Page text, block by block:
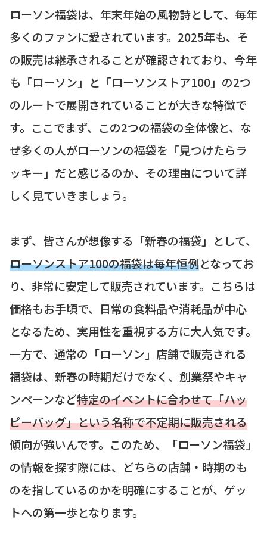
ローソン福袋は、年末年始の風物詩として、毎年
多くのファンに愛されています。2025年も、そ
の販売は継承されることが確認されており、今年
も「ローソン」と「ローソンストア100」の2つ
のルートで展開されていることが大きな特徴で
す。ここでまず、この2つの福袋の全体像と、な
ぜ多くの人がローソンの福袋を「見つけたらラ
ッキー」だと感じるのか、その理由について詳
しく見ていきましょう。
まず、皆さんが想像する「新春の福袋」として、
ローソンストア100の福袋は毎年恒例となってお
り、非常に安定して販売されています。こちらは
価格もお手頃で、日常の食料品や消耗品が中心
となるため、実用性を重視する方に大人気です。
一方で、通常の「ローソン」店舗で販売される
福袋は、新春の時期だけでなく、創業祭やキャ
ンペーンなど特定のイベントに合わせて「ハッ
ピーバッグ」という名称で不定期に販売される
傾向が強いんです。このため、「ローソン福袋」
の情報を探す際には、どちらの店舗・時期のも
のを指しているのかを明確にすることが、ゲッ
トへの第一歩となります。